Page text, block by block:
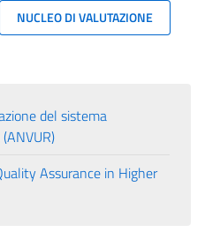
NUCLEO DI VALUTAZIONE
del sistema
Assurance in Higher